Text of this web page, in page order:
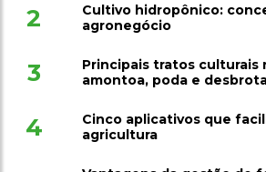
2
Cultivo hidropônico:
agronegócio
3
Principais tratos culturais
amontoa, poda e
4
Cinco aplicativos que
agricultura